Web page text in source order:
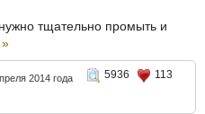
тщательно промыть и
»
2014 года 5936
113